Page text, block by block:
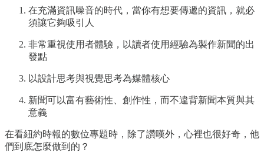
在充滿資訊噪音的時代，當你有想要傳遞的資訊，就必
須讓它夠吸引人
非常重視使用者體驗，以讀者使用經驗為製作新聞的出
發點
以設計思考與視覺思考為媒體核心
新聞可以富有藝術性、創作性，而不違背新聞本質與其
意義
在看紐約時報的數位專題時，除了讚嘆外，心裡也很好奇，他
們到底怎麼做到的？